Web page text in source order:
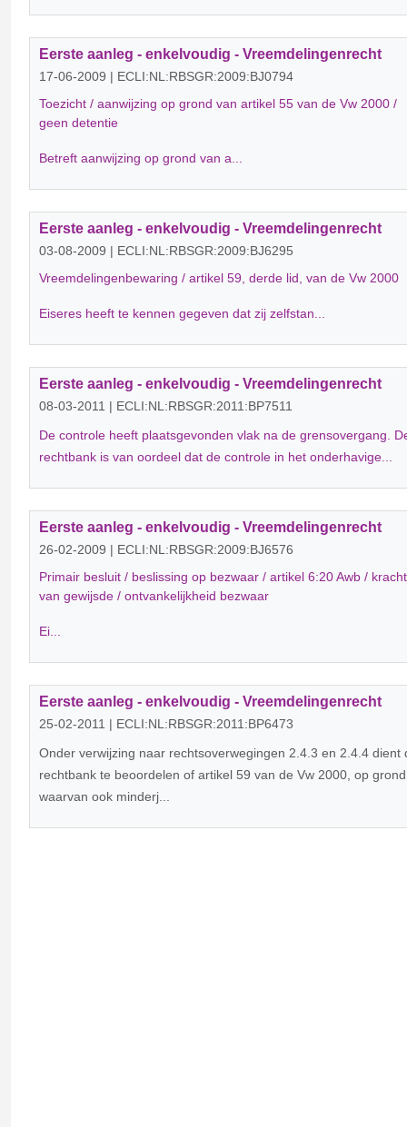
Eerste aanleg - enkelvoudig - Vreemdelingenrecht
17-06-2009 | ECLI:NL:RBSGR:2009:BJ0794
Toezicht / aanwijzing op grond van artikel 55 van de Vw 2000 /
geen detentie
Betreft aanwijzing op grond van a...
Eerste aanleg - enkelvoudig - Vreemdelingenrecht
03-08-2009 | ECLI:NL:RBSGR:2009:BJ6295
Vreemdelingenbewaring / artikel 59, derde lid, van de Vw 2000
Eiseres heeft te kennen gegeven dat zij zelfstan...
Eerste aanleg - enkelvoudig - Vreemdelingenrecht
08-03-2011 | ECLI:NL:RBSGR:2011:BP7511
De controle heeft plaatsgevonden vlak na de grensovergang.
rechtbank is van oordeel dat de controle in het onderhavige...
Eerste aanleg - enkelvoudig - Vreemdelingenrecht
26-02-2009 | ECLI:NL:RBSGR:2009:BJ6576
Primair besluit / beslissing op bezwaar / artikel 6:20 Awb / kracht
van gewijsde / ontvankelijkheid bezwaar
Ei...
Eerste aanleg - enkelvoudig - Vreemdelingenrecht
25-02-2011 | ECLI:NL:RBSGR:2011:BP6473
Onder verwijzing naar rechtsoverwegingen 2.4.3 en 2.4.4 dient
rechtbank te beoordelen of artikel 59 van de Vw 2000, op grond
waarvan ook minderj...